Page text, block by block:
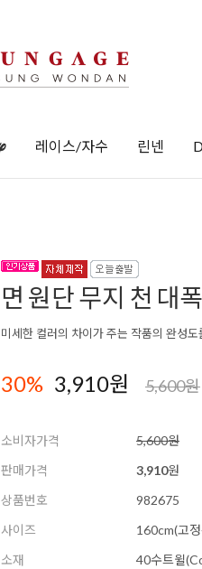
레이스/자수 린넨
면 원단 무지 천 대
미세한 컬러의 차이가 주는 작품의 완성
30% 3,910원 5,600원
소비자가격
5,600원
판매가격
3,910원
상품번호
982675
사이즈
160cm(고
소재
40수트윌